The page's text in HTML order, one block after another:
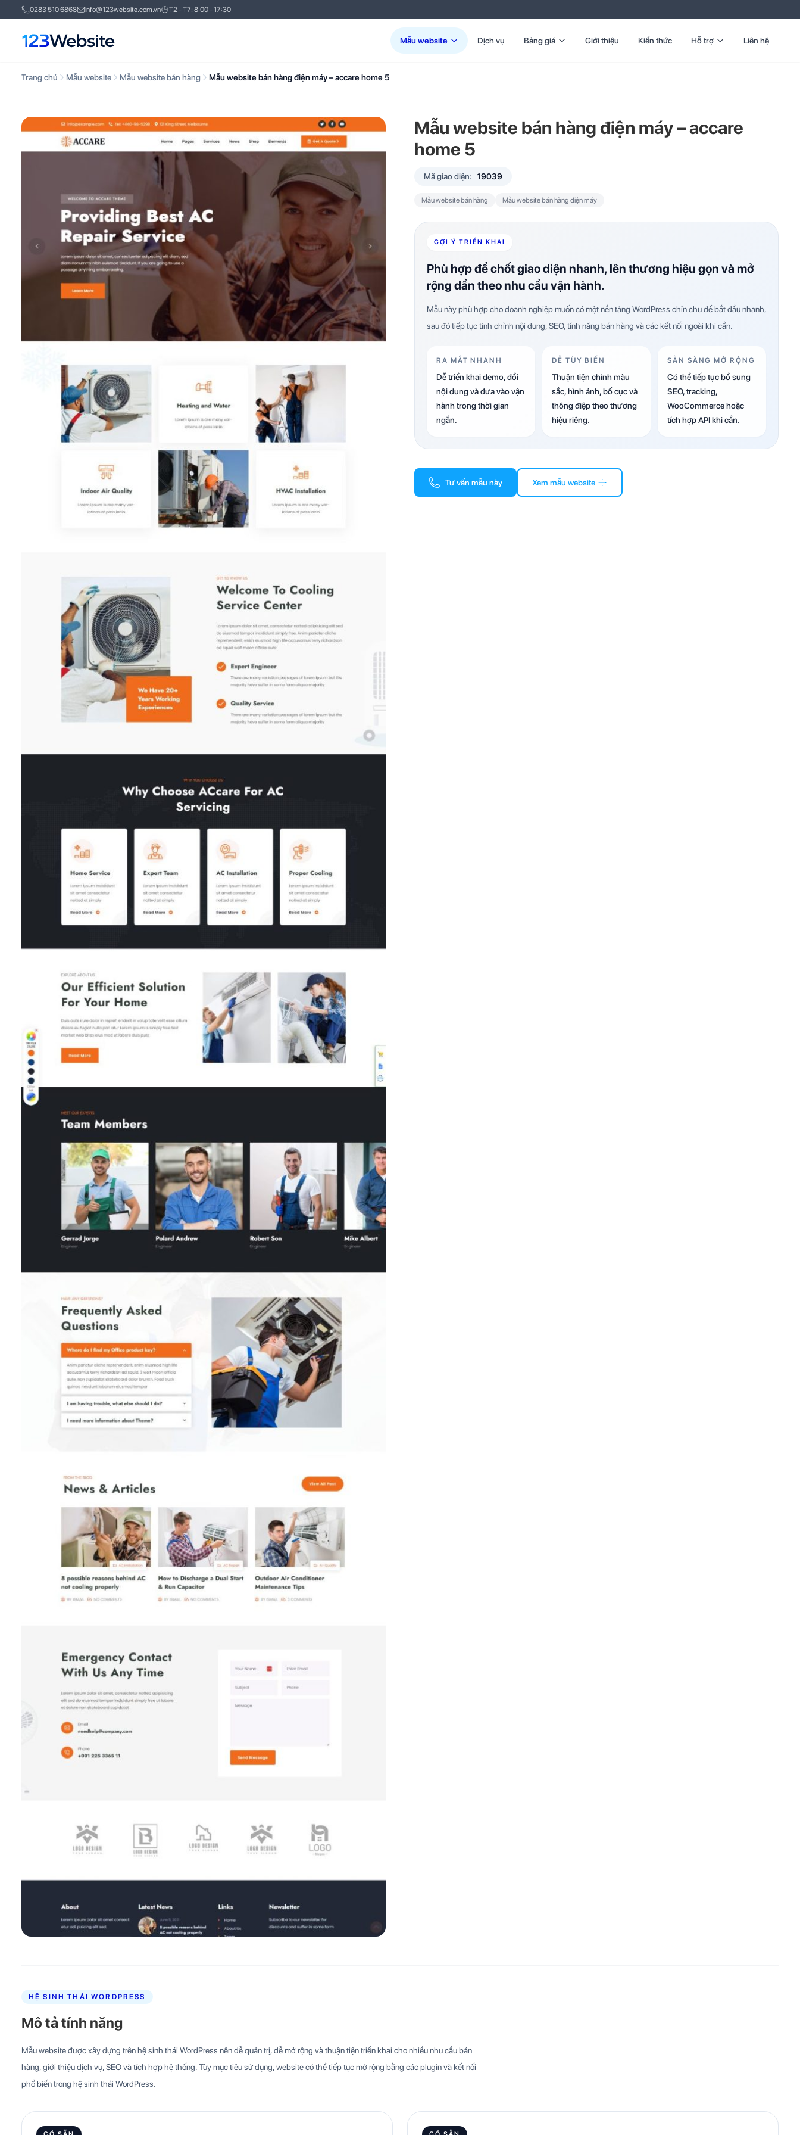
0283 510 6868 info@123website.com.vn T2 - T7: 8:00 - 17:30
Mẫu website Dịch vụ Bảng giá Giới thiệu Kiến thức Hỗ trợ Liên hệ
Trang chủ Mẫu website Mẫu website bán hàng Mẫu website bán hàng điện máy – accare home 5
Mẫu website bán hàng điện máy – accare
home 5
Mã giao diện: 19039
Mẫu website bán hàng Mẫu website bán hàng điện máy
GỢI Ý TRIỂN KHAI
Phù hợp để chốt giao diện nhanh, lên thương hiệu gọn và mở
rộng dần theo nhu cầu vận hành.
Mẫu này phù hợp cho doanh nghiệp muốn có một nền tảng WordPress chỉn chu để bắt đầu nhanh,
sau đó tiếp tục tinh chỉnh nội dung, SEO, tính năng bán hàng và các kết nối ngoài khi cần.
RA MẮT NHANH
Dễ triển khai demo, đổi
nội dung và đưa vào vận
hành trong thời gian
ngắn.
DỄ TÙY BIẾN
Thuận tiện chỉnh màu
sắc, hình ảnh, bố cục và
thông điệp theo thương
hiệu riêng.
SẴN SÀNG MỞ RỘNG
Có thể tiếp tục bổ sung
SEO, tracking,
WooCommerce hoặc
tích hợp API khi cần.
Tư vấn mẫu này Xem mẫu website
HỆ SINH THÁI WORDPRESS
Mô tả tính năng
Mẫu website được xây dựng trên hệ sinh thái WordPress nên dễ quản trị, dễ mở rộng và thuận tiện triển khai cho nhiều nhu cầu bán
hàng, giới thiệu dịch vụ, SEO và tích hợp hệ thống. Tùy mục tiêu sử dụng, website có thể tiếp tục mở rộng bằng các plugin và kết nối
phổ biến trong hệ sinh thái WordPress.